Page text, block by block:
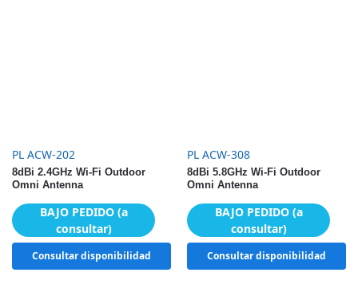
PL ACW-202
8dBi 2.4GHz Wi-Fi Outdoor
Omni Antenna
Consultar disponibilidad
BAJO PEDIDO (a
consultar)
PL ACW-308
8dBi 5.8GHz Wi-Fi Outdoor
Omni Antenna
Consultar disponibilidad
BAJO PEDIDO (a
consultar)